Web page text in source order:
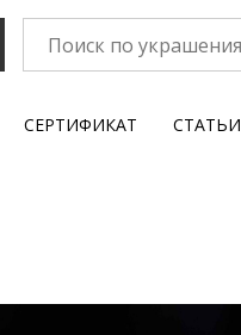
СЕРТИФИКАТ СТАТЬИ